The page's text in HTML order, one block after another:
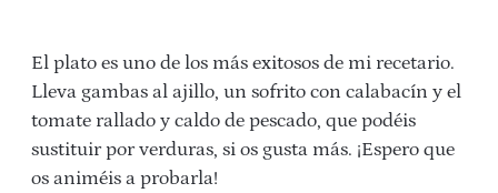
El plato es uno de los más exitosos de mi recetario.
Lleva gambas al ajillo, un sofrito con calabacín y el
tomate rallado y caldo de pescado, que podéis
sustituir por verduras, si os gusta más. ¡Espero que
os animéis a probarla!